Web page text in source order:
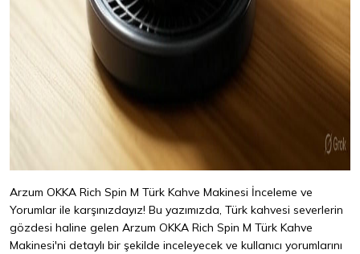
Arzum OKKA Rich Spin M Türk Kahve Makinesi İnceleme ve
Yorumlar ile karşınızdayız! Bu yazımızda, Türk kahvesi severlerin
gözdesi haline gelen Arzum OKKA Rich Spin M Türk Kahve
Makinesi'ni detaylı bir şekilde inceleyecek ve kullanıcı yorumlarını